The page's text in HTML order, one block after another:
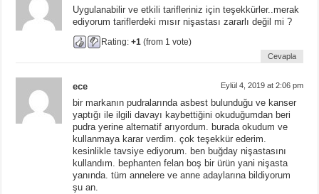
Uygulanabilir ve etkili tarifleriniz için teşekkürler..merak
ediyorum tariflerdeki mısır nişastası zararlı değil mi ?
Rating:+1 (from 1 vote)
Cevapla
ece Eylül 4, 2019 at 2:06 pm
bir markanın pudralarında asbest bulunduğu ve kanser
yaptığı ile ilgili davayı kaybettiğini okuduğumdan beri
pudra yerine alternatif arıyordum. burada okudum ve
kullanmaya karar verdim. çok teşekkür ederim.
kesinlikle tavsiye ediyorum. ben buğday nişastasını
kullandım. bephanten felan boş bir ürün yani nişasta
yanında. tüm annelere ve anne adaylarına bildiyorum
şu an.